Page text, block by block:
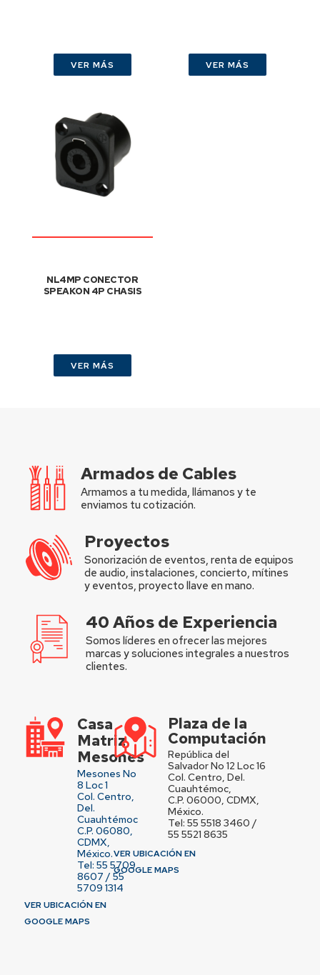
VER MÁS VER MÁS
NL4MP CONECTOR
SPEAKON 4P CHASIS
VER MÁS
Armados de Cables
Armamos a tu medida, llámanos y te
enviamos tu cotización.
Proyectos
Sonorización de eventos, renta de equipos
de audio, instalaciones, concierto, mítines
y eventos, proyecto llave en mano.
40 Años de Experiencia
Somos líderes en ofrecer las mejores
marcas y soluciones integrales a nuestros
clientes.
Casa
Matriz
Mesones
Mesones No
8 Loc 1
Col. Centro,
Del.
Cuauhtémoc
C.P. 06080,
CDMX,
México.
Tel: 55 5709
8607 / 55
5709 1314
VER UBICACIÓN EN
GOOGLE MAPS
Plaza de la
Computación
República del
Salvador No 12 Loc 16
Col. Centro, Del.
Cuauhtémoc,
C.P. 06000, CDMX,
México.
Tel: 55 5518 3460 /
55 5521 8635
VER UBICACIÓN EN
GOOGLE MAPS